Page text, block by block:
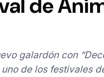
de
galardón con
de los festivales